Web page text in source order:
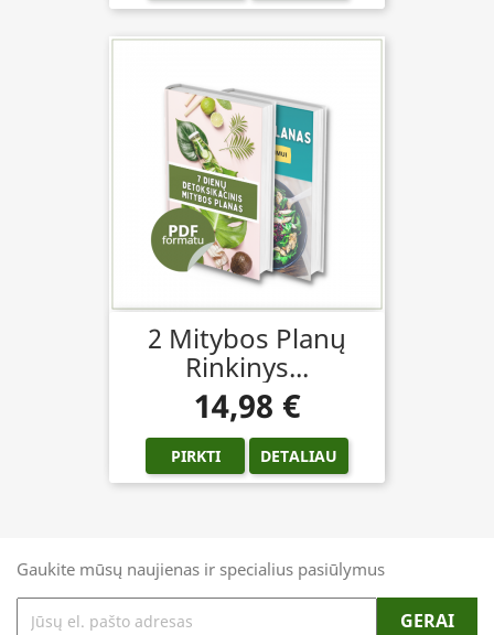
2 Mitybos Planų
Rinkinys...
14,98 €
PIRKTI DETALIAU
Gaukite mūsų naujienas ir specialius pasiūlymus